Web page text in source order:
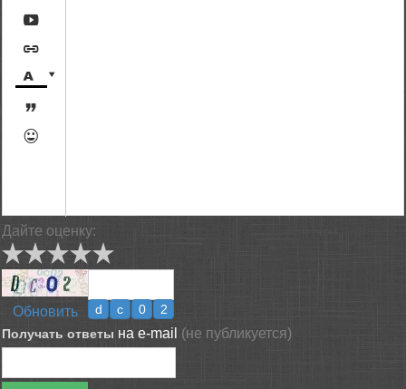






Дайте оценку:
Обновить
Получать ответы на e-mail (не публикуется)